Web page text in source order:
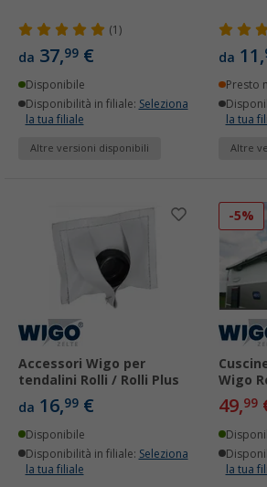
(1)
da 37,99 €
Disponibile
Disponibilità in filiale: Seleziona
la tua filiale
Altre versioni disponibili
da 11,
Presto
la tua
Altre
Accessori Wigo per
tendalini Rolli / Rolli Plus
da 16,99 €
Disponibile
Disponibilità in filiale: Seleziona
la tua filiale
-5%
Wigo
49,99
la tua